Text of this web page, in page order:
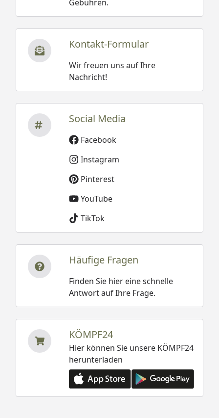
Gebühren.
Kontakt-Formular
Wir freuen uns auf Ihre
Nachricht!
Social Media
Facebook
Instagram
Pinterest
YouTube
TikTok
Häufige Fragen
Finden Sie hier eine schnelle
Antwort auf Ihre Frage.
KÖMPF24
Hier können Sie unsere KÖMPF24
herunterladen